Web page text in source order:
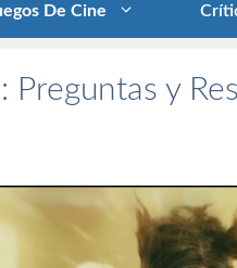
De Cine
y